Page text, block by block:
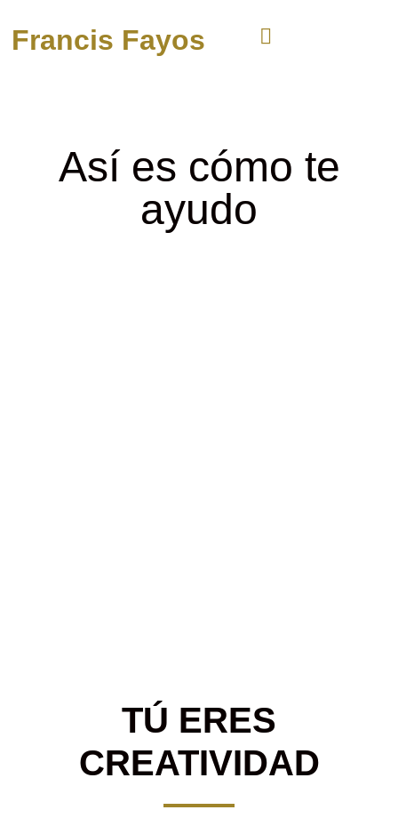
Francis Fayos
Así es cómo te
ayudo
TÚ ERES
CREATIVIDAD